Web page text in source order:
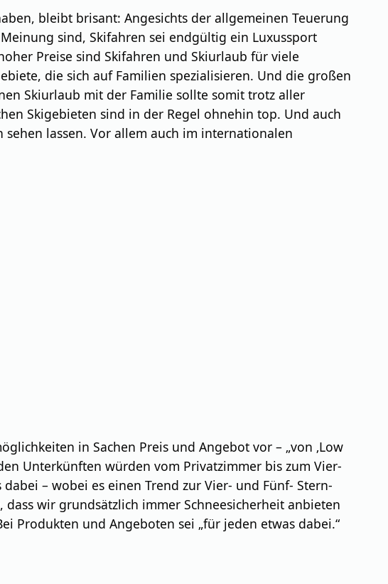
bleibt brisant: Angesichts der allgemeinen Teuerung
sind, Skifahren sei endgültig ein Luxussport
Preise sind Skifahren und Skiurlaub für viele
die sich auf Familien spezialisieren. Und die großen
Skiurlaub mit der Familie sollte somit trotz aller
Skigebieten sind in der Regel ohnehin top. Und auch
lassen. Vor allem auch im internationalen
in Sachen Preis und Angebot vor – „von ‚Low
Unterkünften würden vom Privatzimmer bis zum Vier-
– wobei es einen Trend zur Vier- und Fünf- Stern-
wir grundsätzlich immer Schneesicherheit anbieten
Produkten und Angeboten sei „für jeden etwas dabei.“